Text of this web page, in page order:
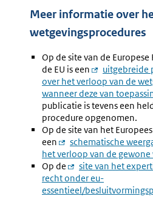
Meer informatie over
wetgevingsprocedures
Op de site van de Europese
de EU is een
Externe
link:
uitgebreide
over het verloop van de
wanneer deze van
publicatie is tevens een
procedure opgenomen.
Op de site van het
een
Externe
link:
schematische
het verloop van de
Op de
Externe
link:
site van het
recht onder eu-
essentieel/